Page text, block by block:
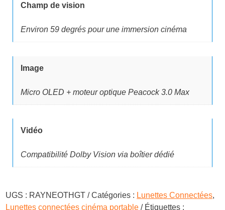
Champ de vision
Environ 59 degrés pour une immersion cinéma
Image
Micro OLED + moteur optique Peacock 3.0 Max
Vidéo
Compatibilité Dolby Vision via boîtier dédié
UGS : RAYNEOTHGT Catégories : Lunettes Connectées,
Lunettes connectées cinéma portable
Étiquettes :